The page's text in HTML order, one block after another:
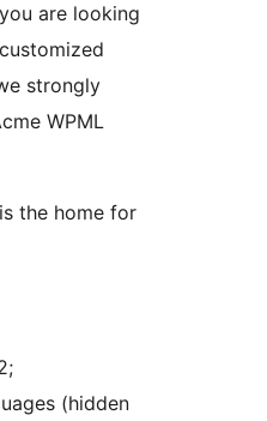
are looking
strongly
WPML
is the home for
(hidden